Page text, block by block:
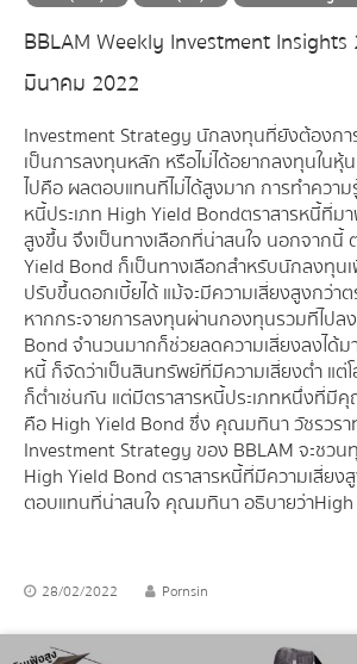
BBLAM Weekly Investment
มีนาคม 2022
Investment Strategy นักลงทุนที่ยังต้องกา
เป็นการลงทุนหลัก หรือไม่ได้อยากลงทุนใน
ไปคือ ผลตอบแทนที่ไม่ได้สูงมาก การทำควา
หนี้ประเภท High Yield Bond ตราสารหนี้ที่
สูงขึ้น จึงเป็นทางเลือกที่น่าสนใจ นอกจากนี้
Yield Bond ก็เป็นทางเลือกสำหรับนักลงทุน
ปรับขึ้นดอกเบี้ยได้ แม้จะมีความเสี่ยงสูงกว่า
หากกระจายการลงทุนผ่านกองทุนรวมที่ไปล
Bond จำนวนมากก็ช่วยลดความเสี่ยงลงได้
หนี้ ก็จัดว่าเป็นสินทรัพย์ที่มีความเสี่ยงต่ำ แต่
ก็ต่ำเช่นกัน แต่มีตราสารหนี้ประเภทหนึ่งที่มี
คือ High Yield Bond ซึ่ง คุณมทินา วัชรวรา
Investment Strategy ของ BBLAM จะชว
High Yield Bond ตราสารหนี้ที่มีความเสี่ย
ตอบแทนที่น่าสนใจ คุณมทินา อธิบายว่า
28/02/2022 Pornsin